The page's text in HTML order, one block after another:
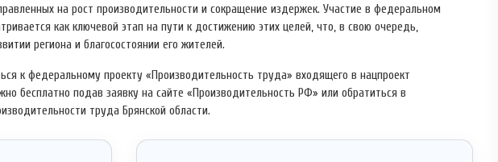
на рост производительности и сокращение издержек. Участие в федеральном
как ключевой этап на пути к достижению этих целей, что, в свою очередь,
региона и благосостоянии его жителей.
к федеральному проекту «Производительность труда» входящего в нацпроект
бесплатно подав заявку на сайте «Производительность РФ» или обратиться в
труда Брянской области.